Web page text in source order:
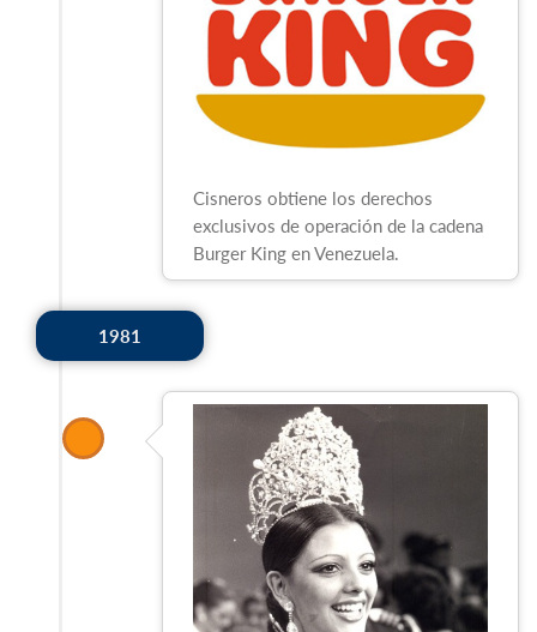
Cisneros obtiene los derechos
exclusivos de operación de la cadena
Burger King en Venezuela.
1981